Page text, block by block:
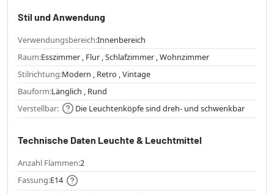
Stil und Anwendung
Verwendungsbereich:Innenbereich
Raum:Esszimmer , Flur , Schlafzimmer , Wohnzimmer
Stilrichtung:Modern , Retro , Vintage
Bauform:Länglich , Rund
Verstellbar:
Die Leuchtenköpfe sind dreh- und schwenkbar
Technische Daten Leuchte & Leuchtmittel
Anzahl Flammen:2
Fassung:E14